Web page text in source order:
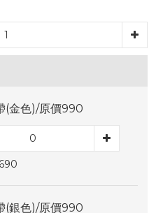
(金色)/原價990
(銀色)/原價990